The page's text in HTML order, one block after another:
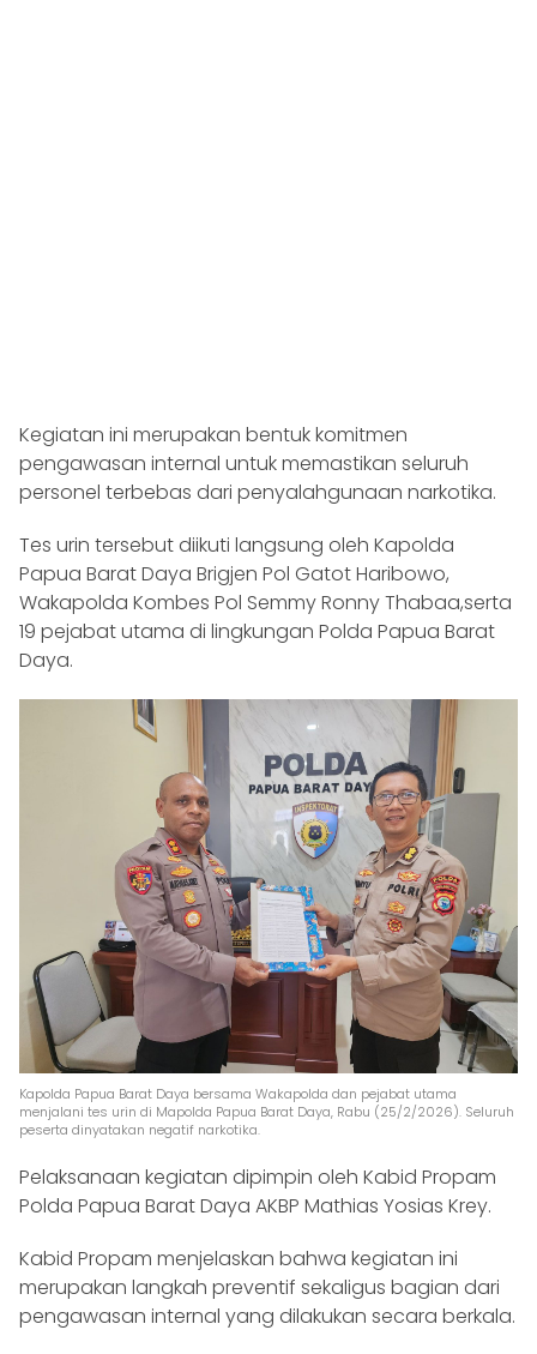
Kegiatan ini merupakan bentuk komitmen
pengawasan internal untuk memastikan seluruh
personel terbebas dari penyalahgunaan narkotika.
Tes urin tersebut diikuti langsung oleh Kapolda
Papua Barat Daya Brigjen Pol Gatot Haribowo,
Wakapolda Kombes Pol Semmy Ronny Thabaa,serta
19 pejabat utama di lingkungan Polda Papua Barat
Daya.
Kapolda Papua Barat Daya bersama Wakapolda dan pejabat utama
menjalani tes urin di Mapolda Papua Barat Daya, Rabu (25/2/2026). Seluruh
peserta dinyatakan negatif narkotika.
Pelaksanaan kegiatan dipimpin oleh Kabid Propam
Polda Papua Barat Daya AKBP Mathias Yosias Krey.
Kabid Propam menjelaskan bahwa kegiatan ini
merupakan langkah preventif sekaligus bagian dari
pengawasan internal yang dilakukan secara berkala.